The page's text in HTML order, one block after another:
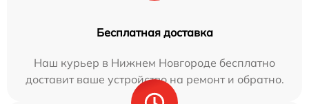
Бесплатная доставка
Наш курьер в Нижнем Новгороде бесплатно
доставит ваше устройство на ремонт и обратно.